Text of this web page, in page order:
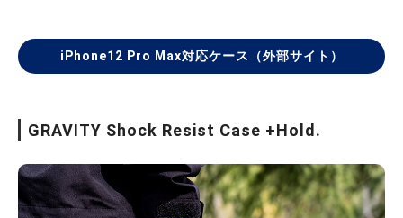
iPhone12 Pro Max対応ケース（外部サイト）
GRAVITY Shock Resist Case +Hold.